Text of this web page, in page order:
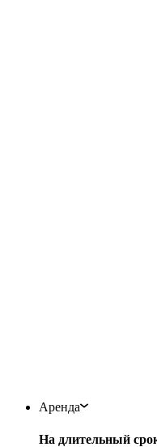
Аренда
На длительный